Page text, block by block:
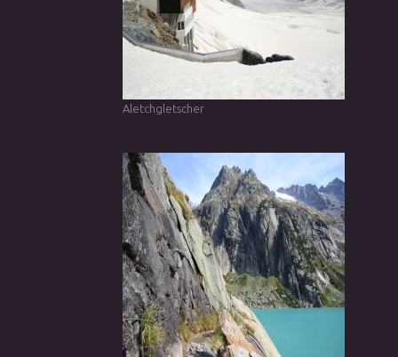
Aletchgletscher